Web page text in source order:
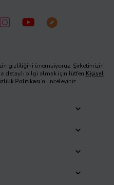
gizliliğini önemsiyoruz. Şirketimizin
detaylı bilgi almak için lütfen Kişisel
Politikası’nı inceleyiniz.